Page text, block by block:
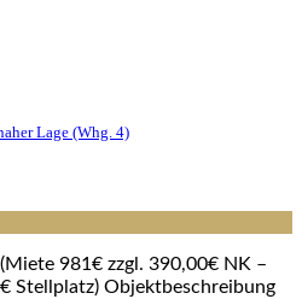
Lage (whg. 4)
981€ zzgl. 390,00€ NK –
Stellplatz) Objektbeschreibung